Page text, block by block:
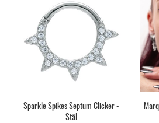
Sparkle Spikes Septum Clicker -
Stål